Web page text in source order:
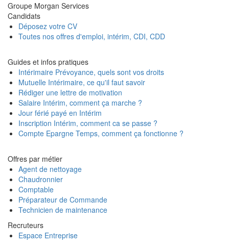
Groupe Morgan Services
Candidats
Déposez votre CV
Toutes nos offres d'emploi, intérim, CDI, CDD
Guides et infos pratiques
Intérimaire Prévoyance, quels sont vos droits
Mutuelle Intérimaire, ce qu'il faut savoir
Rédiger une lettre de motivation
Salaire Intérim, comment ça marche ?
Jour férié payé en Intérim
Inscription Intérim, comment ca se passe ?
Compte Epargne Temps, comment ça fonctionne ?
Offres par métier
Agent de nettoyage
Chaudronnier
Comptable
Préparateur de Commande
Technicien de maintenance
Recruteurs
Espace Entreprise